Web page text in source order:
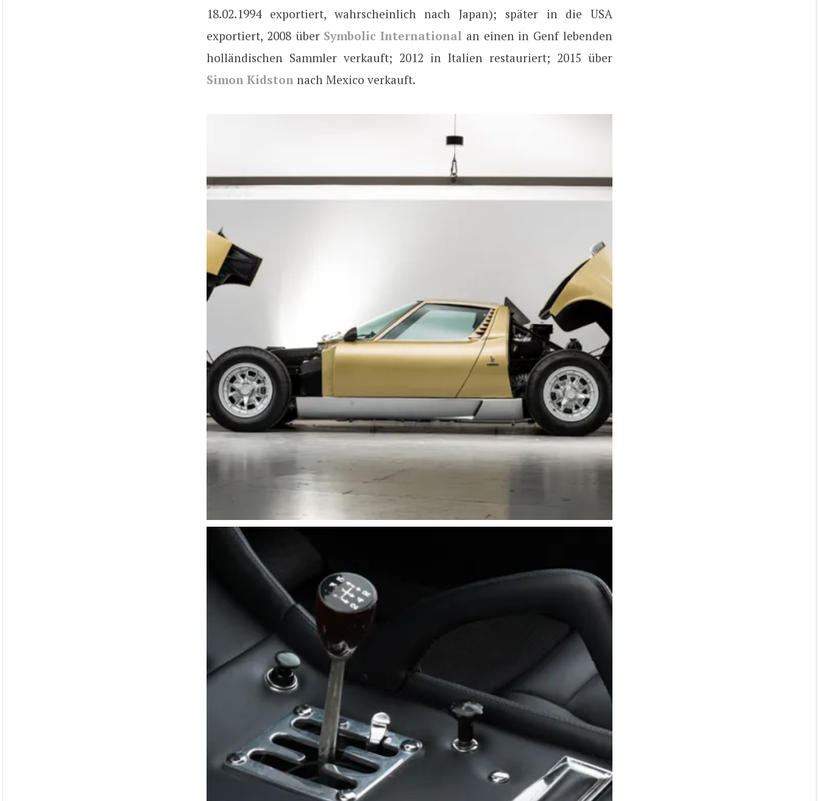
18.02.1994 exportiert, wahrscheinlich nach Japan); später in die USA
exportiert, 2008 über Symbolic International an einen in Genf lebenden
holländischen Sammler verkauft; 2012 in Italien restauriert; 2015 über
Simon Kidston nach Mexico verkauft.